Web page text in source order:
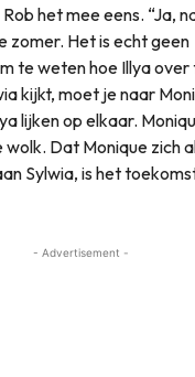
het mee eens. “Ja,
zomer. Het is echt geen
te weten hoe Illya
kijkt, moet je naar
lijken op elkaar.
Dat Monique zich
Sylwia, is het
- Advertisement -